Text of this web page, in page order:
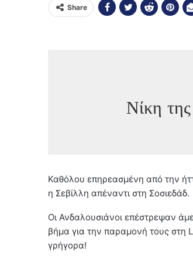
Share
Νίκη
Καθόλου επηρεασμένη από την
η Σεβίλλη απέναντι στη Σοσιεδάδ.
Οι Ανδαλουσιάνοι επέστρεψαν
βήμα για την παραμονή τους στη
γρήγορα!